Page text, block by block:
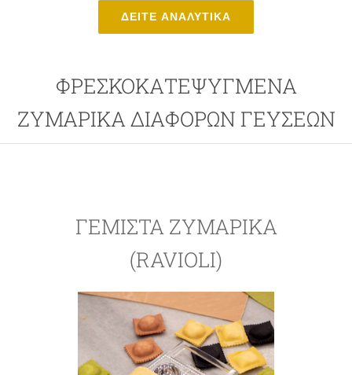
ΔΕΙΤΕ ΑΝΑΛΥΤΙΚΑ
ΦΡΕΣΚΟΚΑΤΕΨΥΓΜΕΝΑ
ΖΥΜΑΡΙΚΑ ΔΙΑΦΟΡΩΝ ΓΕΥΣΕΩΝ
ΓΕΜΙΣΤΆ ΖΥΜΑΡΙΚΆ
(RAVIOLI)